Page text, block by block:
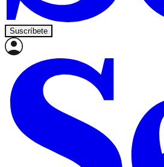
Suscríbete